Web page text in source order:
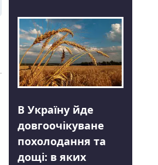
В Україну йде
довгоочікуване
похолодання та
дощі: в яких